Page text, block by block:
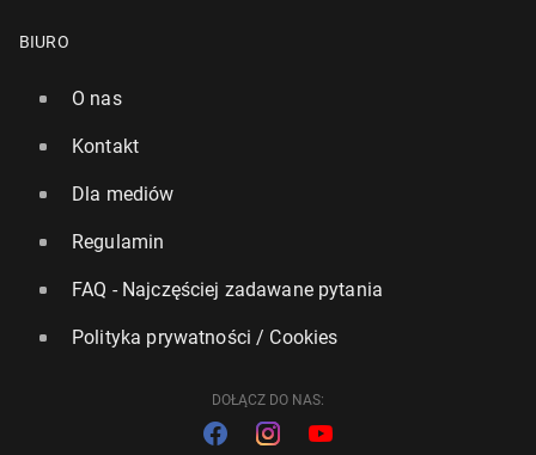
BIURO
O nas
Kontakt
Dla mediów
Regulamin
FAQ - Najczęściej zadawane pytania
Polityka prywatności / Cookies
DOŁĄCZ DO NAS: